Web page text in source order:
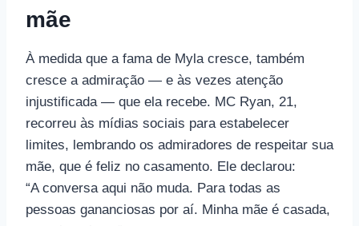
mãe
À medida que a fama de Myla cresce, também
cresce a admiração — e às vezes atenção
injustificada — que ela recebe. MC Ryan, 21,
recorreu às mídias sociais para estabelecer
limites, lembrando os admiradores de respeitar sua
mãe, que é feliz no casamento. Ele declarou:
“A conversa aqui não muda. Para todas as
pessoas gananciosas por aí. Minha mãe é casada,